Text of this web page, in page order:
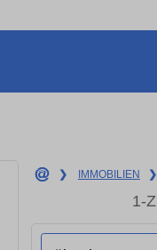
❯ IMMOBILIEN ❯
1-